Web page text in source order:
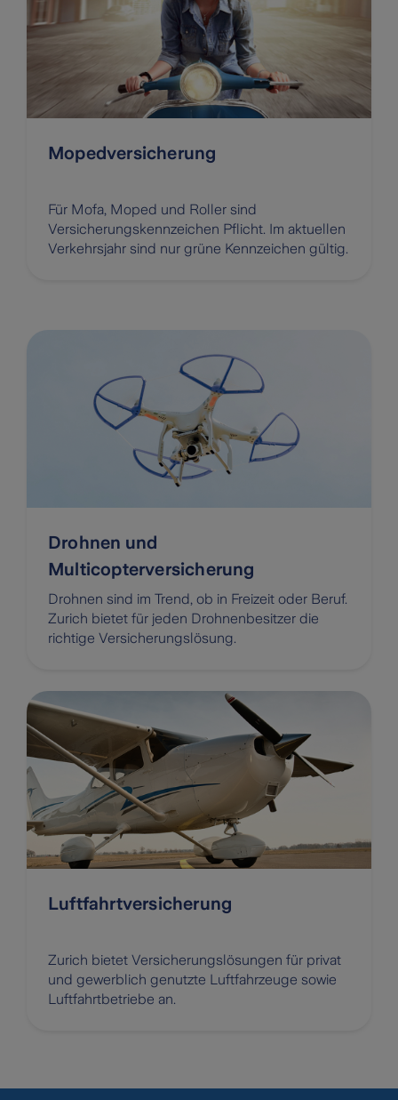
Mopedversicherung
Für Mofa, Moped und Roller sind
Versicherungskennzeichen Pflicht. Im aktuellen
Verkehrsjahr sind nur grüne Kennzeichen gültig.
Drohnen und
Multicopterversicherung
Drohnen sind im Trend, ob in Freizeit oder Beruf.
Zurich bietet für jeden Drohnenbesitzer die
richtige Versicherungslösung.
Luftfahrtversicherung
Zurich bietet Versicherungslösungen für privat
und gewerblich genutzte Luftfahrzeuge sowie
Luftfahrtbetriebe an.